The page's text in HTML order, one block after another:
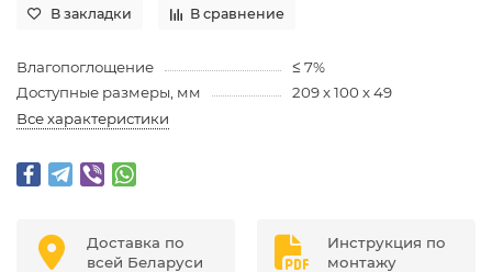
В закладки В сравнение
Влагопоглощение
≤ 7%
Доступные размеры, мм
209 х 100 х 49
Все характеристики
Доставка по
всей Беларуси
Инструкция по
монтажу